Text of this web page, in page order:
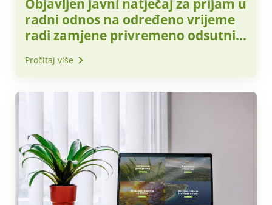
Objavljen javni natječaj za prijam u
radni odnos na određeno vrijeme
radi zamjene privremeno odsutnih
Pročitaj više